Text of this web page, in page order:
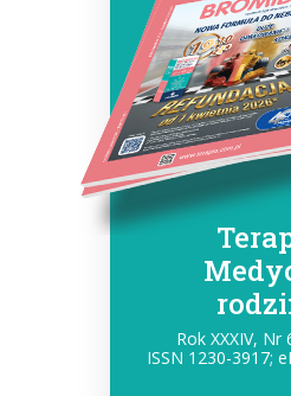
Rok XXXIV, Nr
ISSN 1230-3917;